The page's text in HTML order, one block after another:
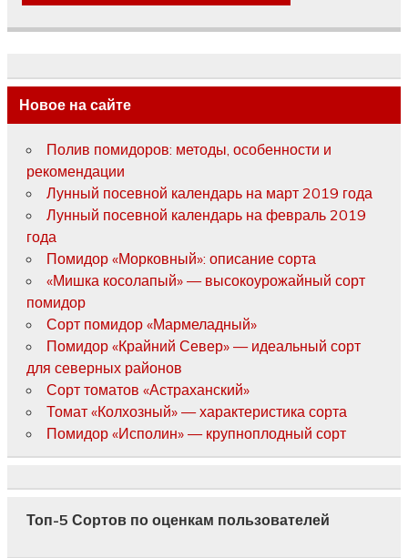
Новое на сайте
Полив помидоров: методы, особенности и
рекомендации
Лунный посевной календарь на март 2019 года
Лунный посевной календарь на февраль 2019
года
Помидор «Морковный»: описание сорта
«Мишка косолапый» — высокоурожайный сорт
помидор
Сорт помидор «Мармеладный»
Помидор «Крайний Север» — идеальный сорт
для северных районов
Сорт томатов «Астраханский»
Томат «Колхозный» — характеристика сорта
Помидор «Исполин» — крупноплодный сорт
Топ-5 Сортов по оценкам пользователей